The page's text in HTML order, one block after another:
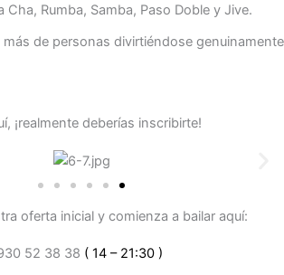
Cha, Rumba, Samba, Paso Doble y Jive.
de personas divirtiéndose genuinamente
¡realmente deberías inscribirte!
oferta inicial y comienza a bailar aquí:
52 38 38 ( 14 – 21:30 )